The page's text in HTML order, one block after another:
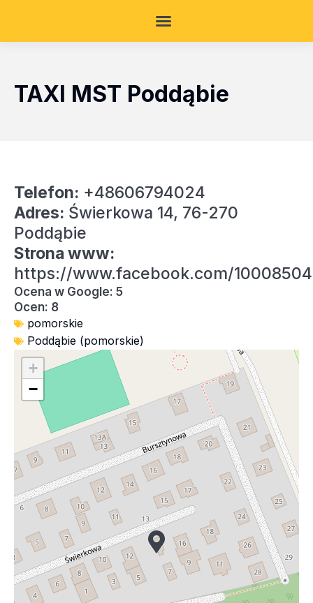
TAXI MST Poddąbie
Telefon: +48606794024
Adres: Świerkowa 14, 76-270
Poddąbie
Strona www:
https://www.facebook.com/
Ocena w Google: 5
Ocen: 8
pomorskie
Poddąbie (pomorskie)
+
−